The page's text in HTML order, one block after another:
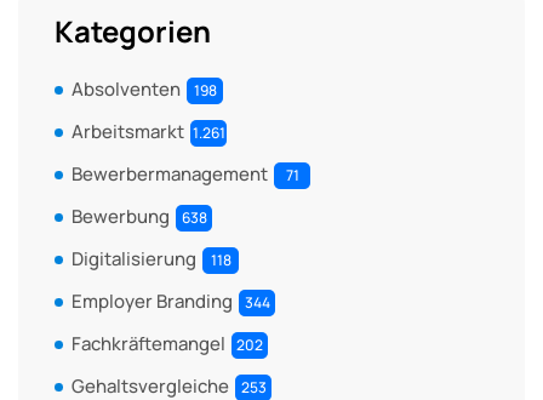
Kategorien
Absolventen 198
Arbeitsmarkt 1.261
Bewerbermanagement 71
Bewerbung 638
Digitalisierung 118
Employer Branding 344
Fachkräftemangel 202
Gehaltsvergleiche 253